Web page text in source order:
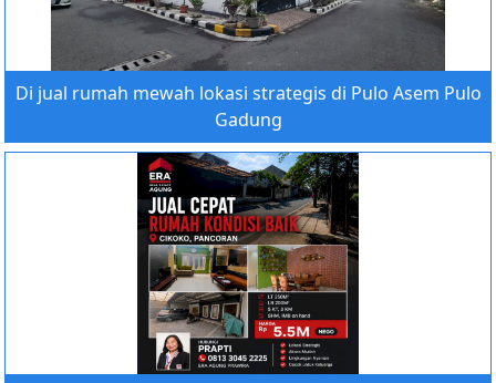
Di jual rumah mewah lokasi strategis di Pulo Asem Pulo
Gadung